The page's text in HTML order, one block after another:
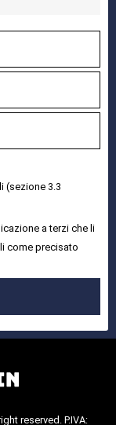
(sezione 3.3
a terzi che li
come precisato
reserved. P.IVA: